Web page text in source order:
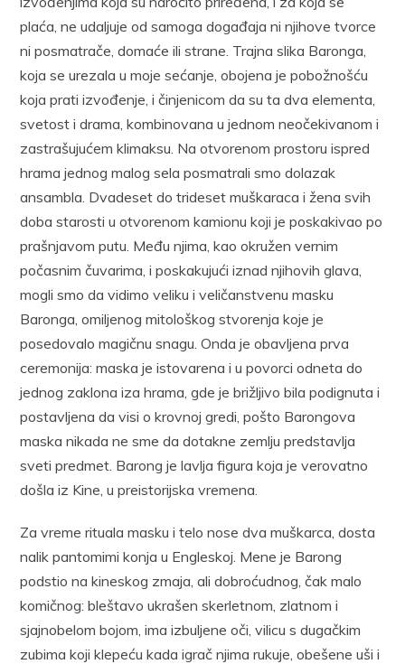
plaća, ne udaljuje od samoga događaja ni njihove tvorce
ni posmatrače, domaće ili strane. Trajna slika Baronga,
koja se urezala u moje sećanje, obojena je pobožnošću
koja prati izvođenje, i činjenicom da su ta dva elementa,
svetost i drama, kombinovana u jednom neočekivanom i
zastrašujućem klimaksu. Na otvorenom prostoru ispred
hrama jednog malog sela posmatrali smo dolazak
ansambla. Dvadeset do trideset muškaraca i žena svih
doba starosti u otvorenom kamionu koji je poskakivao po
prašnjavom putu. Među njima, kao okružen vernim
počasnim čuvarima, i poskakujući iznad njihovih glava,
mogli smo da vidimo veliku i veličanstvenu masku
Baronga, omiljenog mitološkog stvorenja koje je
posedovalo magičnu snagu. Onda je obavljena prva
ceremonija: maska je istovarena i u povorci odneta do
jednog zaklona iza hrama, gde je brižljivo bila podignuta i
postavljena da visi o krovnoj gredi, pošto Barongova
maska nikada ne sme da dotakne zemlju predstavlja
sveti predmet. Barong je lavlja figura koja je verovatno
došla iz Kine, u preistorijska vremena.
Za vreme rituala masku i telo nose dva muškarca, dosta
nalik pantomimi konja u Engleskoj. Mene je Barong
podstio na kineskog zmaja, ali dobroćudnog, čak malo
komičnog: bleštavo ukrašen skerletnom, zlatnom i
sjajnobelom bojom, ima izbuljene oči, vilicu s dugačkim
zubima koji klepeću kada igrač njima rukuje, obešene uši i